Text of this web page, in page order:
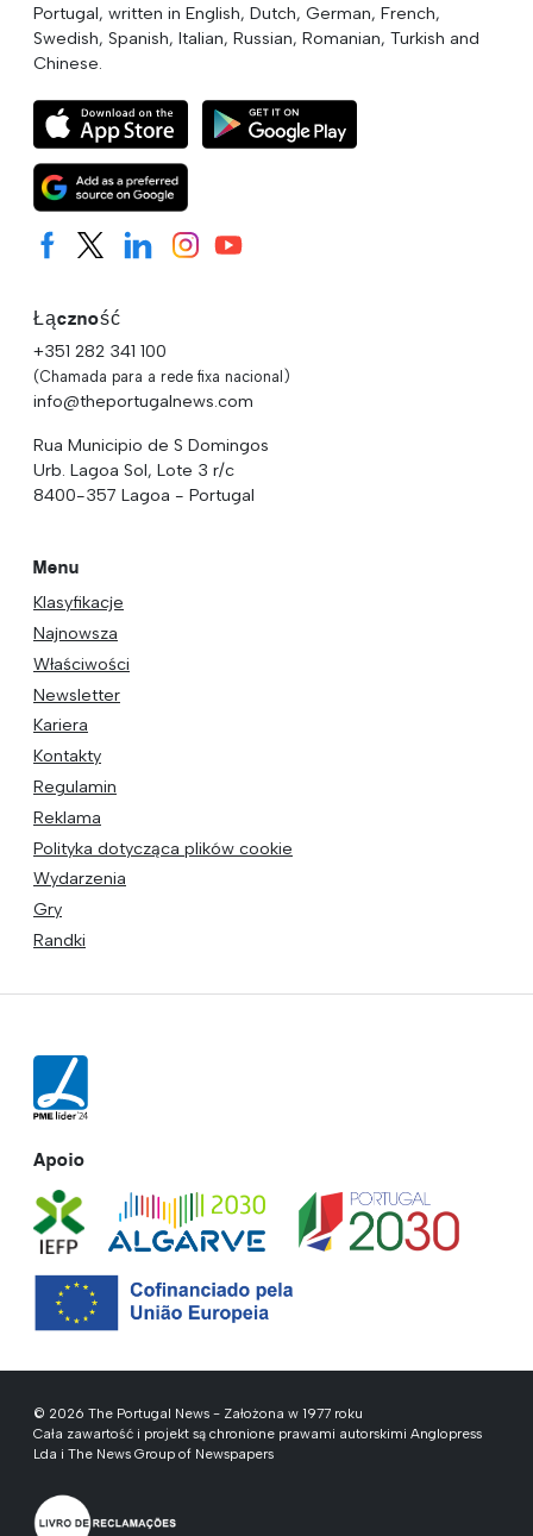
Portugal, written in English, Dutch, German, French,
Swedish, Spanish, Italian, Russian, Romanian, Turkish and
Chinese.
Łączność
+351 282 341 100
(Chamada para a rede fixa nacional)
info@theportugalnews.com
Rua Municipio de S Domingos
Urb. Lagoa Sol, Lote 3 r/c
8400-357 Lagoa - Portugal
Menu
Klasyfikacje
Najnowsza
Właściwości
Newsletter
Kariera
Kontakty
Regulamin
Reklama
Polityka dotycząca plików cookie
Wydarzenia
Gry
Randki
Apoio
© 2026 The Portugal News - Założona w 1977 roku
Cała zawartość i projekt są chronione prawami autorskimi Anglopress
Lda i The News Group of Newspapers